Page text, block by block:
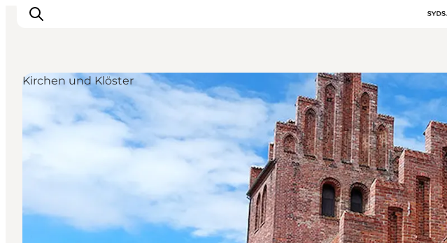
Erleben
Städte und Orte
Reise planen
Kirchen und Klöster